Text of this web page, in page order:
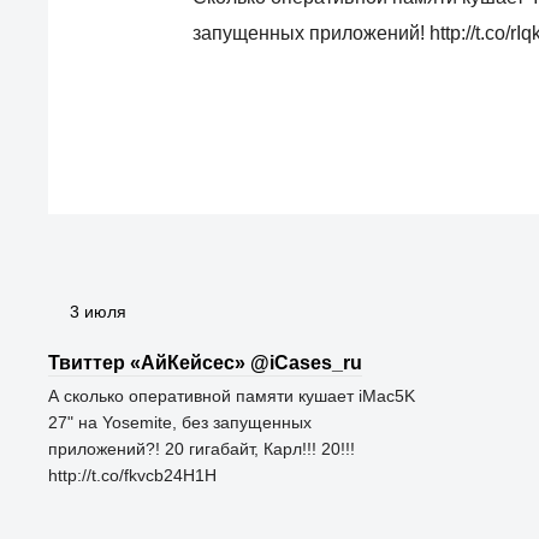
запущенных приложений! http://t.co/
3 июля
Твиттер «АйКейсес» ‏@iCases_ru
А сколько оперативной памяти кушает iMac5K
27" на Yosemite, без запущенных
приложений?! 20 гигабайт, Карл!!! 20!!!
http://t.co/fkvcb24H1H